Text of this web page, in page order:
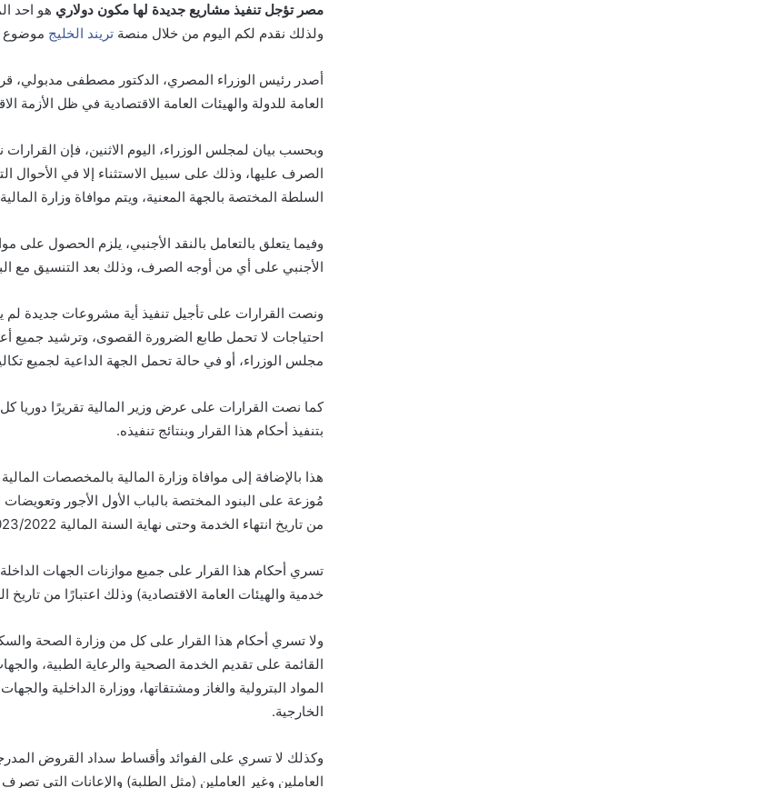
مصر تؤجل تنفيذ مشاريع جديدة لها مكون دولاري هو احد
ولذلك نقدم لكم اليوم من خلال منصة تريند الخليج موضوع
أصدر رئيس الوزراء المصري، الدكتور مصطفى مدبولي،
العامة للدولة والهيئات العامة الاقتصادية في ظل الأزمة
وبحسب بيان لمجلس الوزراء، اليوم الاثنين، فإن
الصرف عليها، وذلك على سبيل الاستثناء إلا في الأحوال
السلطة المختصة بالجهة المعنية، ويتم موافاة وزارة
وفيما يتعلق بالتعامل بالنقد الأجنبي، يلزم الحصول على
الأجنبي على أي من أوجه الصرف، وذلك بعد التنسيق مع
ونصت القرارات على تأجيل تنفيذ أية مشروعات جديدة لم
احتياجات لا تحمل طابع الضرورة القصوى، وترشيد جميع
مجلس الوزراء، أو في حالة تحمل الجهة الداعية لجميع
كما نصت القرارات على عرض وزير المالية تقريرًا دوريا
بتنفيذ أحكام هذا القرار وبنتائج تنفيذه.
مُوزعة على البنود المختصة بالباب الأول الأجور وتعويضات
من تاريخ انتهاء الخدمة وحتى نهاية السنة المالية 2023/2022.
تسري أحكام هذا القرار على جميع موازنات الجهات الداخلة
خدمية والهيئات العامة الاقتصادية) وذلك اعتبارًا من تاريخ العمل
ولا تسري أحكام هذا القرار على كل من وزارة الصحة
القائمة على تقديم الخدمة الصحية والرعاية الطبية،
المواد البترولية والغاز ومشتقاتها، ووزارة الداخلية
الخارجية.
وكذلك لا تسري على الفوائد وأقساط سداد القروض
العاملين وغير العاملين (مثل الطلبة) والإعانات التي